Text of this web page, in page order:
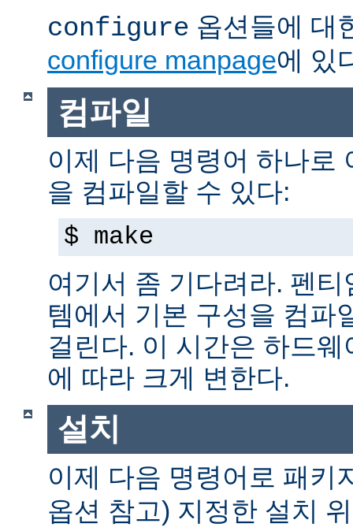
configure 옵션들에 대
configure manpage에 있
컴파일
이제 다음 명령어 하나로
을 컴파일할 수 있다:
$ make
여기서 좀 기다려라. 펜
템에서 기본 구성을 컴파
걸린다. 이 시간은 하드
에 따라 크게 변한다.
설치
이제 다음 명령어로 패키
옵션 참고) 지정한 설치